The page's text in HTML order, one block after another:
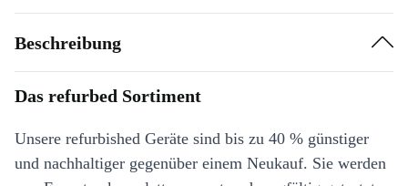
Beschreibung
Das refurbed Sortiment
Unsere refurbished Geräte sind bis zu 40 % günstiger
und nachhaltiger gegenüber einem Neukauf. Sie werden